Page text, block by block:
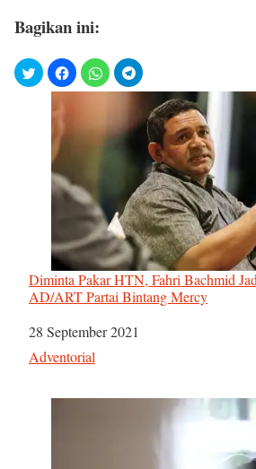
Bagikan ini:
Diminta Pakar HTN, Fahri Bachmid
AD/ART Partai Bintang Mercy
Tanggal
28 September 2021
Sehubungan dengan
Adventorial